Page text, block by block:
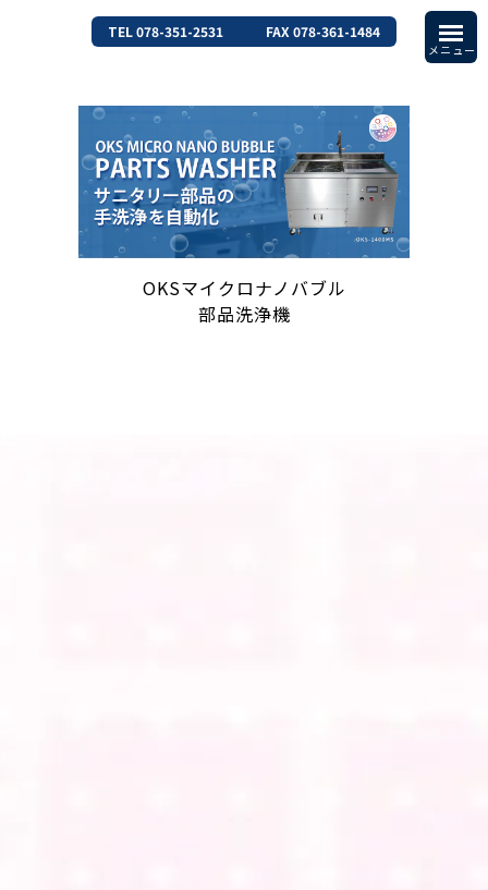
TEL 078-351-2531 FAX 078-361-1484
OKSマイクロナノバブル
部品洗浄機